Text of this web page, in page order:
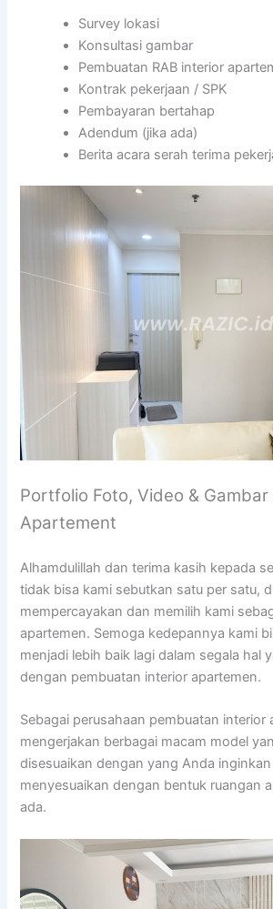
Survey lokasi
Konsultasi gambar
Pembuatan RAB interior
Kontrak pekerjaan / SPK
Pembayaran bertahap
Adendum (jika ada)
Berita acara serah terima
Portfolio Foto, Video &
Apartement
Alhamdulillah dan terima kasih kepada
tidak bisa kami sebutkan satu per satu,
mempercayakan dan memilih kami
apartemen. Semoga kedepannya kami
menjadi lebih baik lagi dalam segala hal
dengan pembuatan interior apartemen.
Sebagai perusahaan pembuatan interior
mengerjakan berbagai macam model
disesuaikan dengan yang Anda
menyesuaikan dengan bentuk ruangan
ada.